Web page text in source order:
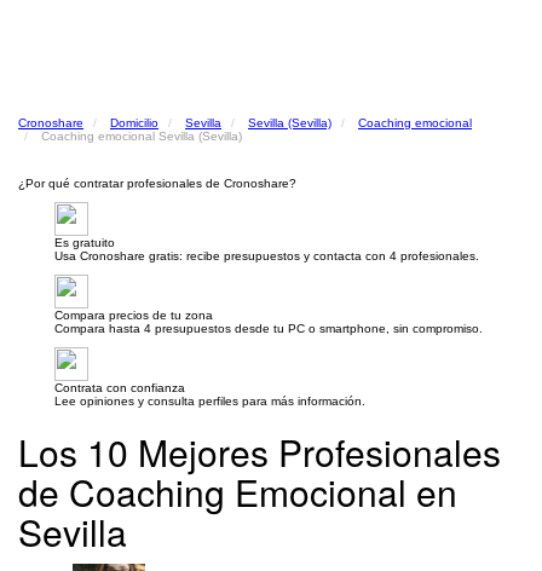
Cronoshare Domicilio Sevilla Sevilla (Sevilla)
Coaching emocional
Coaching emocional Sevilla (Sevilla)
¿Por qué contratar profesionales de Cronoshare?
Es gratuito
Usa Cronoshare gratis: recibe presupuestos y contacta con 4 profesionales.
Compara precios de tu zona
Compara hasta 4 presupuestos desde tu PC o smartphone, sin compromiso.
Contrata con confianza
Lee opiniones y consulta perfiles para más información.
Los 10 Mejores Profesionales
de Coaching Emocional en
Sevilla